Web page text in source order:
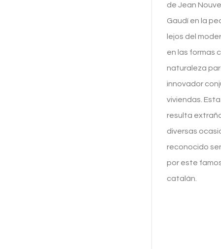
de Jean
Gaudí en la
lejos del
en las formas
naturaleza
innovador
viviendas.
resulta
diversas
reconocido
por este
catalán.